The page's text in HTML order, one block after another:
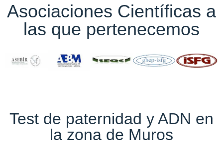
Asociaciones Científicas a
las que pertenecemos
Test de paternidad y ADN en
la zona de Muros